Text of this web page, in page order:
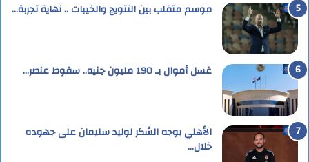
موسم متقلب بين التتويج والخيبات .. نهاية تجربة…
غسل أموال بـ 190 مليون جنيه.. سقوط عنصر…
الأهلي يوجه الشكر لوليد سليمان على جهوده
خلال…